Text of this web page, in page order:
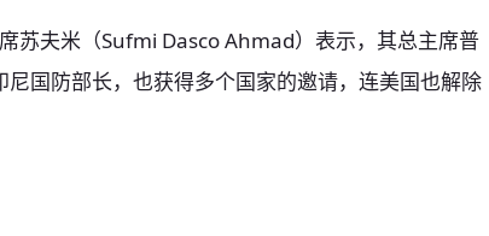
苏夫米（Sufmi Dasco Ahmad）表示，其总主席普
国防部长，也获得多个国家的邀请，连美国也解除